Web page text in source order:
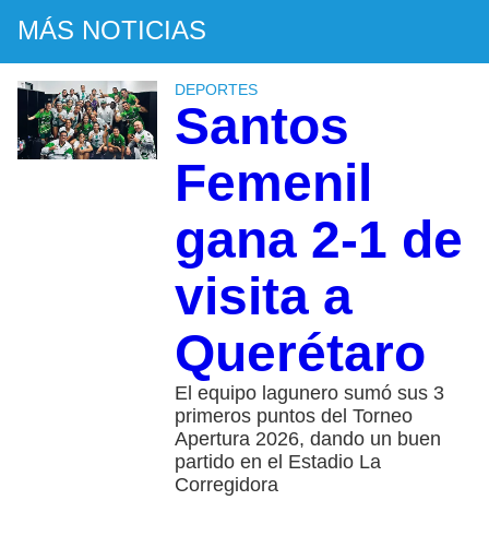
MÁS NOTICIAS
DEPORTES
Santos
Femenil
gana 2-1 de
visita a
Querétaro
El equipo lagunero sumó sus 3
primeros puntos del Torneo
Apertura 2026, dando un buen
partido en el Estadio La
Corregidora